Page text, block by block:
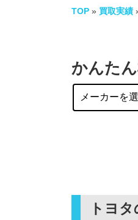
TOP » 買取実績
かんた
トヨ